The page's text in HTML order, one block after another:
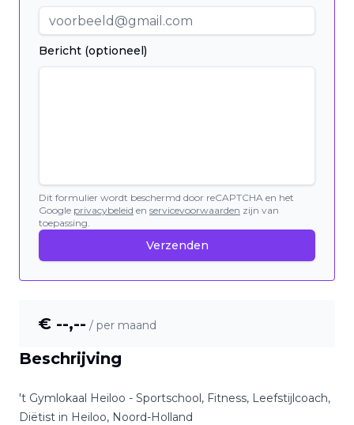
Beschrijving
't Gymlokaal Heiloo - Sportschool, Fitness, Leefstijlcoach,
Diëtist in Heiloo, Noord-Holland
Bericht (optioneel)
Dit formulier wordt beschermd door reCAPTCHA en het
Google privacybeleid en servicevoorwaarden zijn van
toepassing.
Verzenden
€ --,-- / per maand